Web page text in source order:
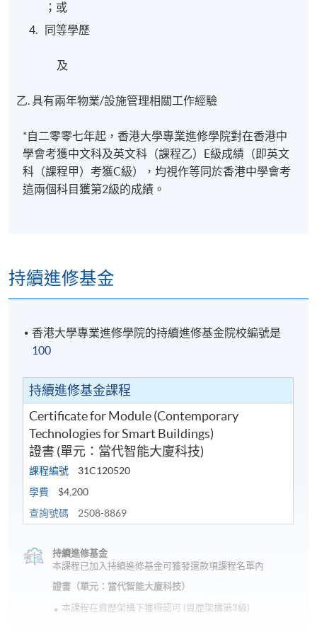
；或
同等學歷
及
乙. 具有兩年物業/設施管理相關工作經驗
*自二零零七年起，香港大學專業進修學院對在香港中
學會考獲中文科及英文科（課程乙）E級成績（即英文
科（課程甲）考獲C級），均視作等同於香港中學會考
這兩個科目獲第2級的成績。
持續進修基金
香港大學專業進修學院的持續進修基金院校編號是
100
持續進修基金課程
Certificate for Module (Contemporary
Technologies for Smart Buildings)
證書 (單元：當代智能大廈科技)
課程編號
31C120520
學費
$4,200
查詢號碼
2508-8869
持續進修基金
本課程已加入持續進修基金可獲發還款項課程名單內
證書（單元：當代智能大廈科技）
本課程在資歴架構下獲得認可 (資歴架構第3級)